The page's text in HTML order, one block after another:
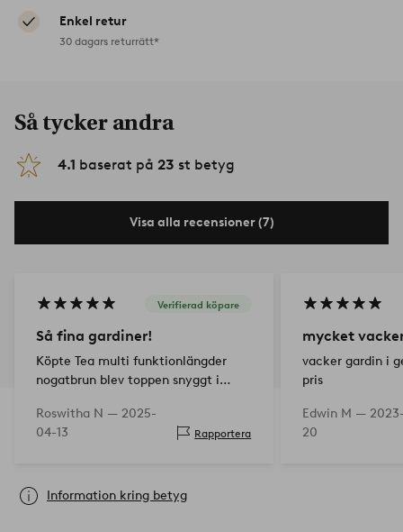
Enkel retur
30 dagars returrätt*
Så tycker andra
4.1 baserat på 23 st betyg
Visa alla recensioner (7)
Verifierad köpare
Så fina gardiner!
Köpte Tea multi funktionlängder
nogatbrun blev toppen snyggt i
Roswitha N — 2025-
04-13
Rapportera
mycket
vacker gardin i
pris
Edwin M —
20
Information kring betyg